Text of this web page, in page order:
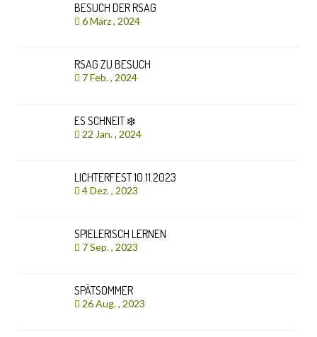
BESUCH DER RSAG
6 März , 2024
RSAG ZU BESUCH
7 Feb. , 2024
ES SCHNEIT ❄️
22 Jan. , 2024
LICHTERFEST 10.11.2023
4 Dez. , 2023
SPIELERISCH LERNEN
7 Sep. , 2023
SPÄTSOMMER
26 Aug. , 2023